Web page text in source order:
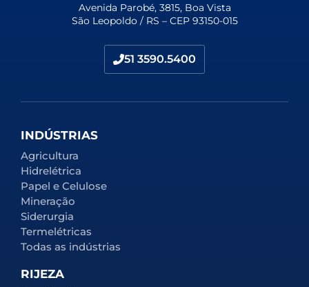
Avenida Parobé, 3815, Boa Vista
São Leopoldo / RS – CEP 93150-015
51 3590.5400
INDÚSTRIAS
Agricultura
Hidrelétrica
Papel e Celulose
Mineração
Siderurgia
Termelétricas
Todas as indústrias
RIJEZA